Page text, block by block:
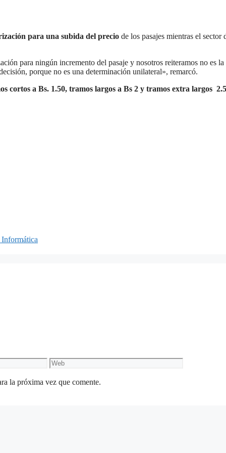
para una subida del precio de los pasajes mientras el sector
para ningún incremento del pasaje y nosotros reiteramos no es la
porque no es una determinación unilateral», remarcó.
cortos a Bs. 1.50, tramos largos a Bs 2 y tramos extra largos
Web
la próxima vez que comente.